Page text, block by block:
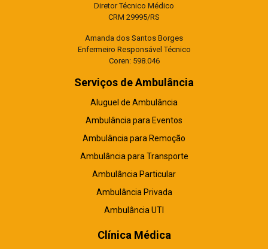
Diretor Técnico Médico
CRM 29995/RS
Amanda dos Santos Borges
Enfermeiro Responsável Técnico
Coren: 598.046
Serviços de Ambulância
Aluguel de Ambulância
Ambulância para Eventos
Ambulância para Remoção
Ambulância para Transporte
Ambulância Particular
Ambulância Privada
Ambulância UTI
Clínica Médica